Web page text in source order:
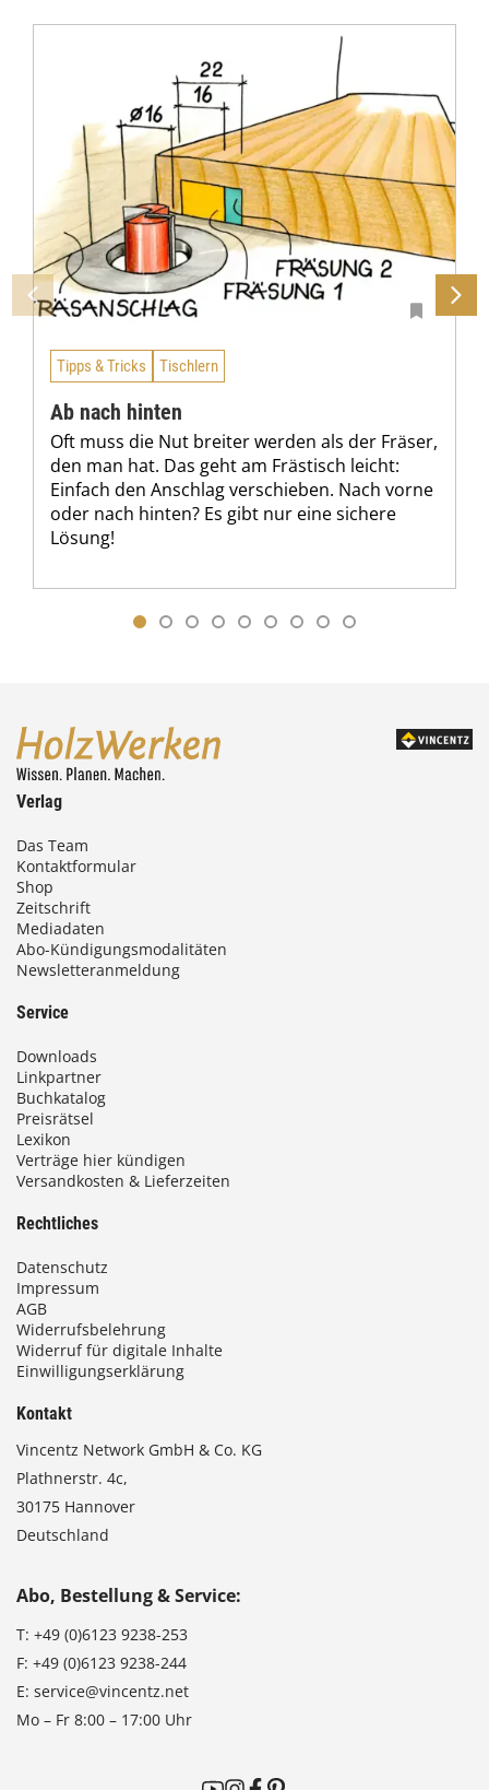
Tipps & Tricks Tischlern
Ab nach hinten
Oft muss die Nut breiter werden als der Fräser,
den man hat. Das geht am Frästisch leicht:
Einfach den Anschlag verschieben. Nach vorne
oder nach hinten? Es gibt nur eine sichere
Lösung!
Verlag
Das Team
Kontaktformular
Shop
Zeitschrift
Mediadaten
Abo-Kündigungsmodalitäten
Newsletteranmeldung
Service
Downloads
Linkpartner
Buchkatalog
Preisrätsel
Lexikon
Verträge hier kündigen
Versandkosten & Lieferzeiten
Rechtliches
Datenschutz
Impressum
AGB
Widerrufsbelehrung
Widerruf für digitale Inhalte
Einwilligungserklärung
Kontakt
Vincentz Network GmbH & Co. KG
Plathnerstr. 4c,
30175 Hannover
Deutschland
Abo, Bestellung & Service:
T: +49 (0)6123 9238-253
F: +49 (0)6123 9238-244
E: service@vincentz.net
Mo – Fr 8:00 – 17:00 Uhr